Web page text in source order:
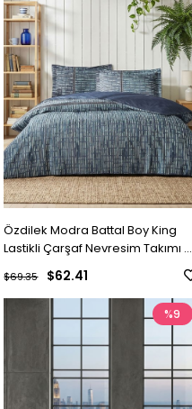
Özdilek Modra Battal Boy King
Lastikli Çarşaf Nevresim Takımı -
$62.41
$69.35
%9